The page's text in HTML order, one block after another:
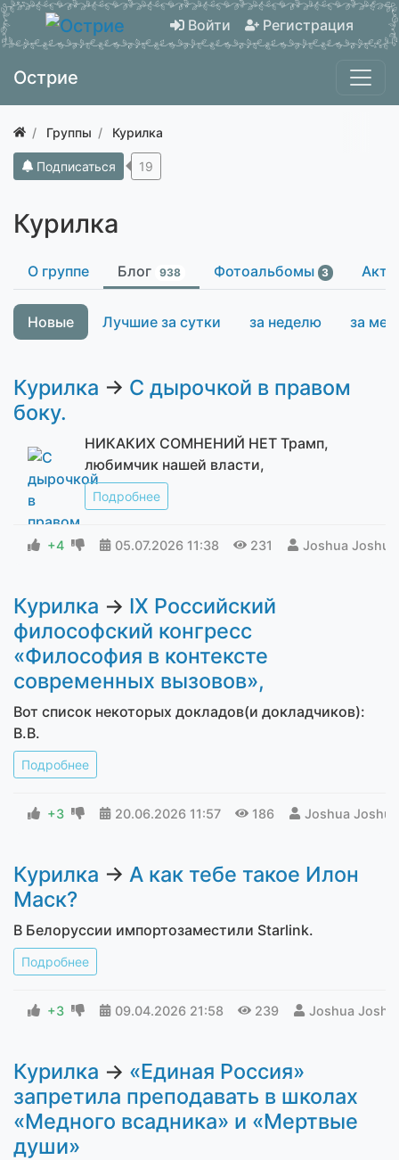
Войти Регистрация
Острие
Группы Курилка
Подписаться 19
Курилка
О группе Блог 938 Фотоальбомы 3
Новые Лучшие за сутки за неделю за
Курилка → С дырочкой в правом
боку.
НИКАКИХ СОМНЕНИЙ НЕТ Трамп,
любимчик нашей власти,
Подробнее
+4 05.07.2026 11:38 231 Joshua Joshua
Курилка → IX Российский
философский конгресс
«Философия в контексте
современных вызовов»,
Вот список некоторых докладов(и докладчиков):
В.В.
Подробнее
+3 20.06.2026 11:57 186 Joshua Joshua
Курилка → А как тебе такое Илон
Маск?
В Белоруссии импортозаместили Starlink.
Подробнее
+3 09.04.2026 21:58 239 Joshua
Курилка → «Единая Россия»
запретила преподавать в школах
«Медного всадника» и «Мертвые
души»